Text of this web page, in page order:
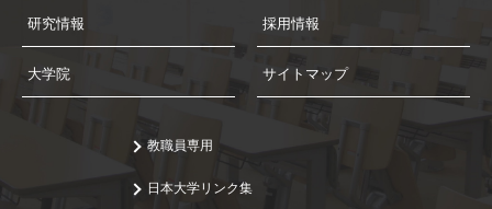
研究情報
大学院
採用情報
サイトマップ
教職員専用
日本大学リンク集